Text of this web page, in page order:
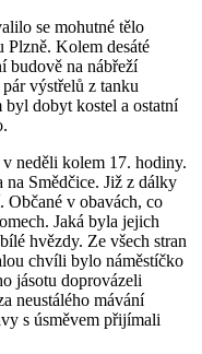
se mohutné tělo
Plzně. Kolem desáté
budově na nábřeží
výstřelů z tanku
byl dobyt kostel a ostatní
neděli kolem 17. hodiny.
na Smědčice. Již z dálky
Občané v obavách, co
Jaká byla jejich
hvězdy. Ze všech stran
chvíli bylo náměstíčko
jásotu doprovázeli
neustálého mávání
s úsměvem přijímali